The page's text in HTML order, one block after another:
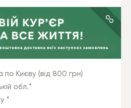
Києву (від 800 грн)
обл.*
*